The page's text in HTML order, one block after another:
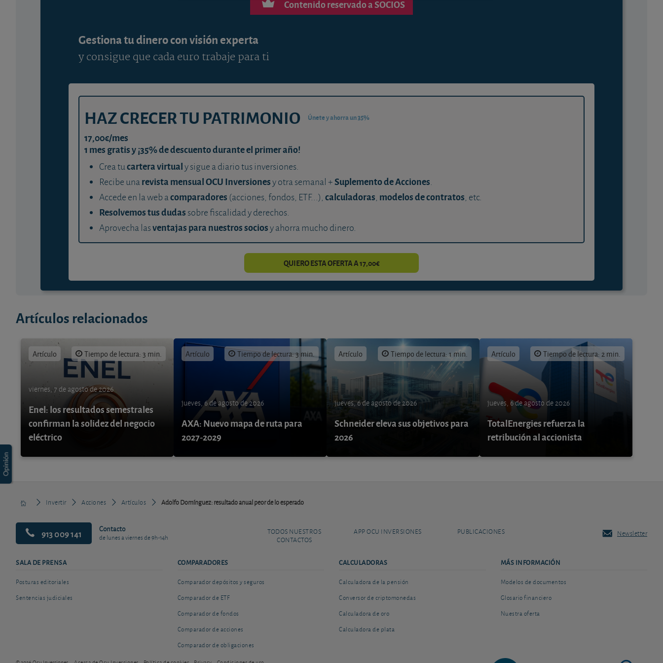
Contenido reservado a SOCIOS
Gestiona tu dinero con visión experta
y consigue que cada euro trabaje para ti
HAZ CRECER TU PATRIMONIO Únete y ahorra un 35%
17,00€/mes
1 mes gratis y ¡35% de descuento durante el primer año!
Crea tucartera virtualy sigue a diario tus inversiones.
Recibe unarevista mensual OCU Inversionesy otra semanal +Suplemento de Acciones.
Accede en la web acomparadores (acciones, fondos, ETF...), calculadoras, modelos de contratos, etc.
Resolvemos tus dudas sobre fiscalidad y derechos.
Aprovecha lasventajas para nuestros sociosy ahorra mucho dinero.
QUIERO ESTA OFERTA A 17,00€
Artículos relacionados
Artículo Tiempo de lectura: 3 min.
viernes, 7 de agosto de 2026
Enel: los resultados semestrales
confirman la solidez del negocio
eléctrico
Artículo Tiempo de lectura: 3 min.
jueves, 6 de agosto de 2026
AXA: Nuevo mapa de ruta para
2027-2029
Artículo Tiempo de lectura: 1 min.
jueves, 6 de agosto de 2026
Schneider eleva sus objetivos para
2026
Artículo Tiempo de lectura: 2 min.
jueves, 6 de agosto de 2026
TotalEnergies refuerza la
retribución al accionista
Invertir Acciones Artículos Adolfo Domínguez: resultado anual peor de lo esperado
913 009 141 Contacto
de lunes a viernes de 9h-14h
TODOS NUESTROS
CONTACTOS
APP OCU INVERSIONES PUBLICACIONES Newsletter
SALA DE PRENSA
Posturas editoriales
Sentencias judiciales
COMPARADORES
Comparador depósitos y seguros
Comparador de ETF
Comparador de fondos
Comparador de acciones
Comparador de obligaciones
CALCULADORAS
Calculadora de la pensión
Conversor de criptomonedas
Calculadora de oro
Calculadora de plata
MÁS INFORMACIÓN
Modelos de documentos
Glosario financiero
Nuestra oferta